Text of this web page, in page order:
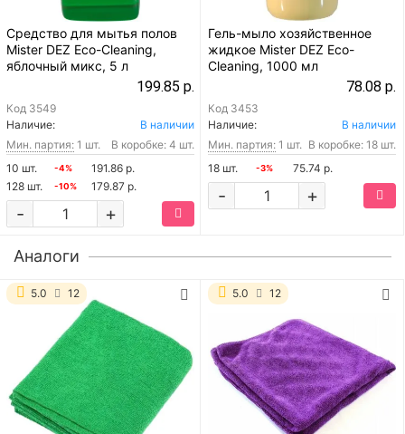
Средство для мытья полов
Mister DEZ Eco-Cleaning,
яблочный микс, 5 л
199.85 р.
Код 3549
Наличие:
В наличии
Мин. партия: 1 шт.
В коробке: 4 шт.
10 шт.
-4%
191.86 р.
128 шт.
-10% 179.87 р.
+
-
Гель-мыло хозяйственное
жидкое Mister DEZ Eco-
Cleaning, 1000 мл
78.08 р.
Код 3453
Наличие:
В наличии
Мин. партия: 1 шт. В коробке: 18 шт.
18 шт.
-3% 75.74 р.
+
-
Аналоги
5.0 12 5.0 12